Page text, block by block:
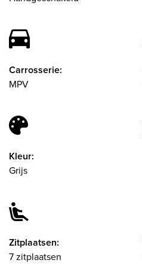
Carrosserie:
MPV
Kleur:
Grijs
Zitplaatsen:
7 zitplaatsen